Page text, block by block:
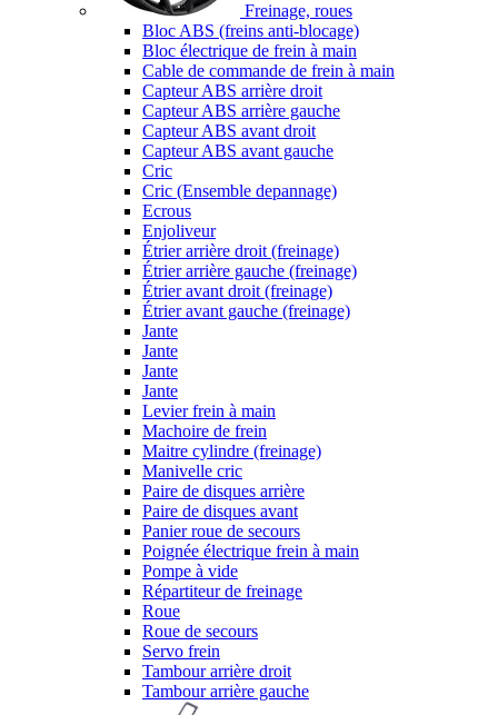
Freinage, roues
Bloc ABS (freins anti-blocage)
Bloc électrique de frein à main
Cable de commande de frein à main
Capteur ABS arrière droit
Capteur ABS arrière gauche
Capteur ABS avant droit
Capteur ABS avant gauche
Cric
Cric (Ensemble depannage)
Ecrous
Enjoliveur
Étrier arrière droit (freinage)
Étrier arrière gauche (freinage)
Étrier avant droit (freinage)
Étrier avant gauche (freinage)
Jante
Jante
Jante
Jante
Levier frein à main
Machoire de frein
Maitre cylindre (freinage)
Manivelle cric
Paire de disques arrière
Paire de disques avant
Panier roue de secours
Poignée électrique frein à main
Pompe à vide
Répartiteur de freinage
Roue
Roue de secours
Servo frein
Tambour arrière droit
Tambour arrière gauche